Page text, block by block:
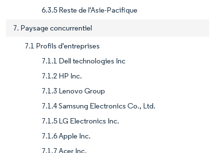
6.3.5 Reste de l'Asie-Pacifique
7. Paysage concurrentiel
7.1 Profils d'entreprises
7.1.1 Dell technologies Inc
7.1.2 HP Inc.
7.1.3 Lenovo Group
7.1.4 Samsung Electronics Co., Ltd.
7.1.5 LG Electronics Inc.
7.1.6 Apple Inc.
7.1.7 Acer Inc.